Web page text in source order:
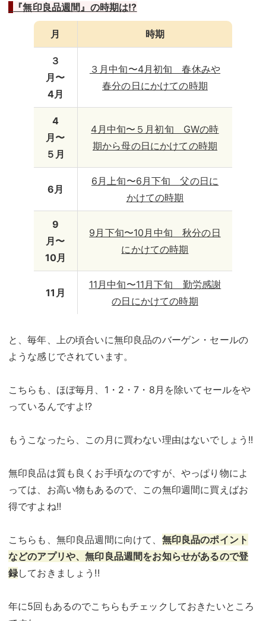
『無印良品週間』の時期は!?
月 時期
３
月〜
4月
３月中旬〜4月初旬 春休みや
春分の日にかけての時期
4
月〜
５月
4月中旬〜５月初旬 GWの時
期から母の日にかけての時期
6月
6月上旬〜6月下旬 父の日に
かけての時期
9
月〜
10月
9月下旬〜10月中旬 秋分の日
にかけての時期
11月
11月中旬〜11月下旬 勤労感謝
の日にかけての時期
と、毎年、上の頃合いに無印良品のバーゲン・セールの
ような感じでされています。
こちらも、ほぼ毎月、1・2・7・8月を除いてセールをや
っているんですよ!?
もうこなったら、この月に買わない理由はないでしょう!!
無印良品は質も良くお手頃なのですが、やっぱり物によ
っては、お高い物もあるので、この無印週間に買えばお
得ですよね!!
こちらも、無印良品週間に向けて、 無印良品のポイント
などのアプリや、無印良品週間をお知らせがあるので登
録しておきましょう!!
年に5回もあるのでこちらもチェックしておきたいところ